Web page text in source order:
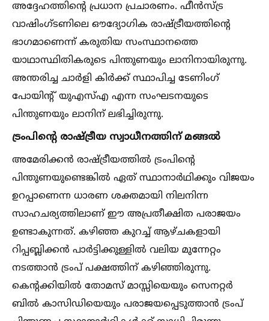
അദ്ദേഹത്തിൻ്റെ പ്രധാന പ്രചാരണം. ഫീൻസ്ട്ര
വാഷിംഗ്ടണിലെ ഔദ്യോഗിക രാഷ്ട്രീയത്തിൻ്റെ
ഭാഗമാണെന്ന് കരുതിയ സംസ്ഥാനത്തെ
യാഥാസ്ഥിതികരുടെ പിന്തുണയും ലാനിനായിരുന്നു.
അന്തരിച്ച ചാർളി കിർക്ക് സ്ഥാപിച്ച ടേണിംഗ്
പോയിൻ്റ് യുഎസ്‌എ എന്ന സംഘടനയുടെ
പിന്തുണയും ലാനിന് ലഭിച്ചിരുന്നു.
ട്രംപിൻ്റെ രാഷ്ട്രീയ സ്വാധീനത്തിന് മങ്ങല്‍
അമേരിക്കൻ രാഷ്ട്രീയത്തില്‍ ട്രംപിൻ്റെ
പിന്തുണയുണ്ടെങ്കില്‍ ഏത് സ്ഥാനാർഥിക്കും വിജയം
ഉറപ്പാണെന്ന ധാരണ ശക്തമായി നിലനിന്ന
സാഹചര്യത്തിലാണ് ഈ അപ്രതീക്ഷിത പരാജയം
ഉണ്ടാകുന്നത്. കഴിഞ്ഞ കുറച്ച്‌ ആഴ്ചകളായി
റിപ്പബ്ലിക്കൻ പാർട്ടിക്കുള്ളില്‍ വലിയ മുന്നേറ്റം
നടത്താൻ ട്രംപ് പക്ഷത്തിന് കഴിഞ്ഞിരുന്നു.
കെൻ്റക്കിയില്‍ തോമസ് മാസ്സിയെയും സെനറ്റർ
ബില്‍ കാസിഡിയെയും പരാജയപ്പെടുത്താൻ ട്രംപ്